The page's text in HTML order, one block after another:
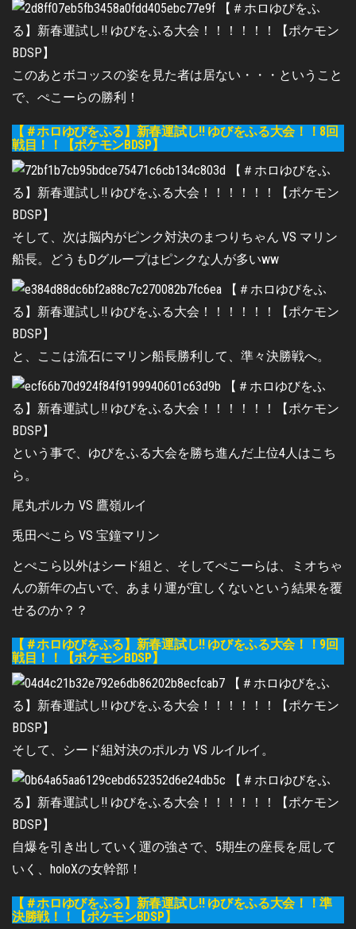
このあとボコッスの姿を見た者は居ない・・・ということ
で、ぺこーらの勝利！
【＃ホロゆびをふる】新春運試し!! ゆびをふる大会！！8回
戦目！！【ポケモンBDSP】
そして、次は脳内がピンク対決のまつりちゃん VS マリン
船長。どうもDグループはピンクな人が多いww
と、ここは流石にマリン船長勝利して、準々決勝戦へ。
という事で、ゆびをふる大会を勝ち進んだ上位4人はこち
ら。
尾丸ポルカ VS 鷹嶺ルイ
兎田ぺこら VS 宝鐘マリン
とぺこら以外はシード組と、そしてぺこーらは、ミオちゃ
んの新年の占いで、あまり運が宜しくないという結果を覆
せるのか？？
【＃ホロゆびをふる】新春運試し!! ゆびをふる大会！！9回
戦目！！【ポケモンBDSP】
そして、シード組対決のポルカ VS ルイルイ。
自爆を引き出していく運の強さで、5期生の座長を屈して
いく、holoXの女幹部！
【＃ホロゆびをふる】新春運試し!! ゆびをふる大会！！準
決勝戦！！【ポケモンBDSP】